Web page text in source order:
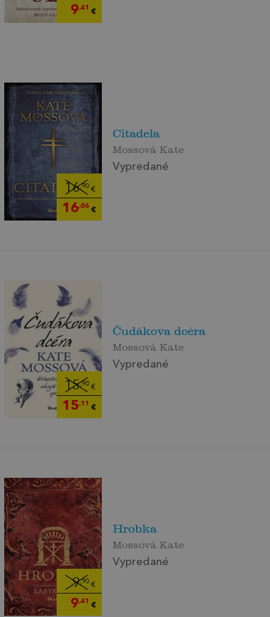
9,41 €
16,90€
16,06€
Citadela
Mossová Kate
Vypredané
15,90€
15,11 €
Čudákova dcéra
Mossová Kate
Vypredané
9,90€
9,41 €
Hrobka
Mossová Kate
Vypredané